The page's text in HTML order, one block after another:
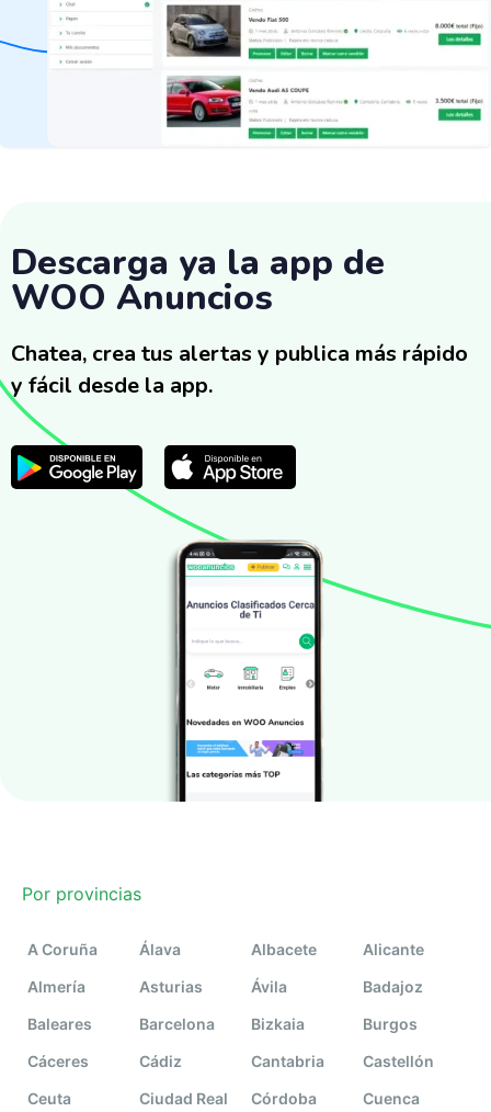
Descarga ya la app de
WOO Anuncios
Chatea, crea tus alertas y publica más rápido
y fácil desde la app.
Por provincias
A Coruña Álava Albacete
Alicante
Almería
Asturias Ávila
Badajoz
Baleares
Barcelona Bizkaia
Burgos
Cáceres
Cádiz Cantabria
Castellón
Ceuta
Ciudad Real Córdoba
Cuenca